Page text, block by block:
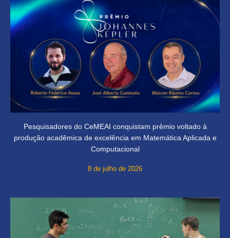
Pesquisadores do CeMEAI conquistam prêmio voltado à
produção acadêmica de excelência em Matemática Aplicada e
Computacional
8 de julho de 2026